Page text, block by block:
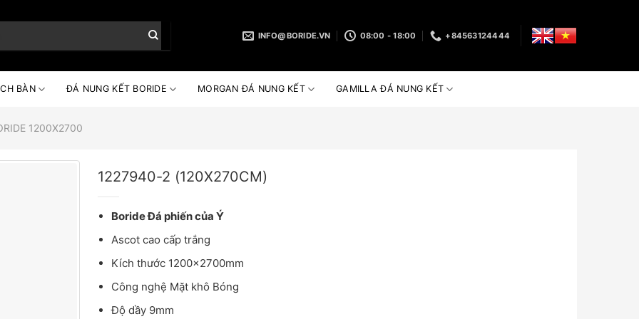
INFO@BORIDE.VN 08:00 - 18:00 +84563124444
BÀN ĐÁ NUNG KẾT BORIDE MORGAN ĐÁ NUNG KẾT GAMILLA ĐÁ NUNG KẾT
1200X2700
1227940-2 (120X270CM)
Boride Đá phiến của Ý
Ascot cao cấp trắng
Kích thước 1200x2700mm
Công nghệ Mặt khô Bóng
Độ dầy 9mm